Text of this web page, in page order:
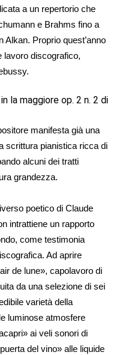
a un repertorio che
e Brahms fino a
Alkan. Proprio quest’anno
lavoro discografico,
la maggiore op. 2 n. 2 di
manifesta già una
scrittura pianistica ricca di
alcuni dei tratti
grandezza.
poetico di Claude
intrattiene un rapporto
come testimonia
Ad aprire
de lune», capolavoro di
da una selezione di sei
varietà della
luminose atmosfere
ai veli sonori di
del vino» alle liquide